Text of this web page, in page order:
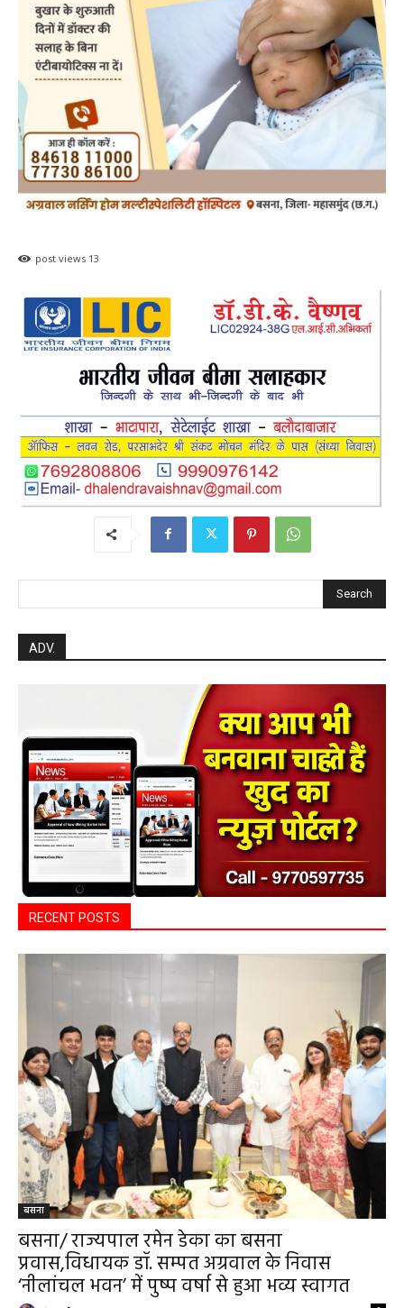
post views 13
Search
ADV.
RECENT POSTS
बसना
बसना/ राज्यपाल रमेन डेका का बसना
प्रवास,विधायक डॉ. सम्पत अग्रवाल के निवास
‘नीलांचल भवन’ में पुष्प वर्षा से हुआ भव्य स्वागत